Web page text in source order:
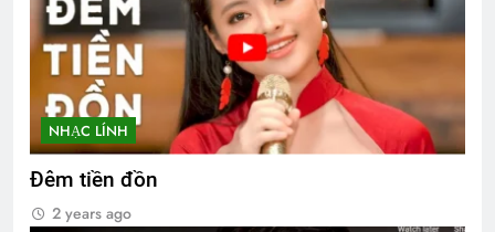
NHẠC LÍNH
Đêm tiền đồn
2 years ago